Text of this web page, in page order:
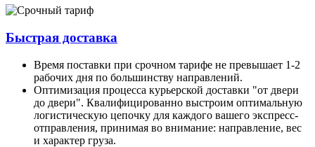
Быстрая доставка
Время поставки при срочном тарифе не превышает 1-2
рабочих дня по большинству направлений.
Оптимизация процесса курьерской доставки "от двери
до двери". Квалифицированно выстроим оптимальную
логистическую цепочку для каждого вашего экспресс-
отправления, принимая во внимание: направление, вес
и характер груза.